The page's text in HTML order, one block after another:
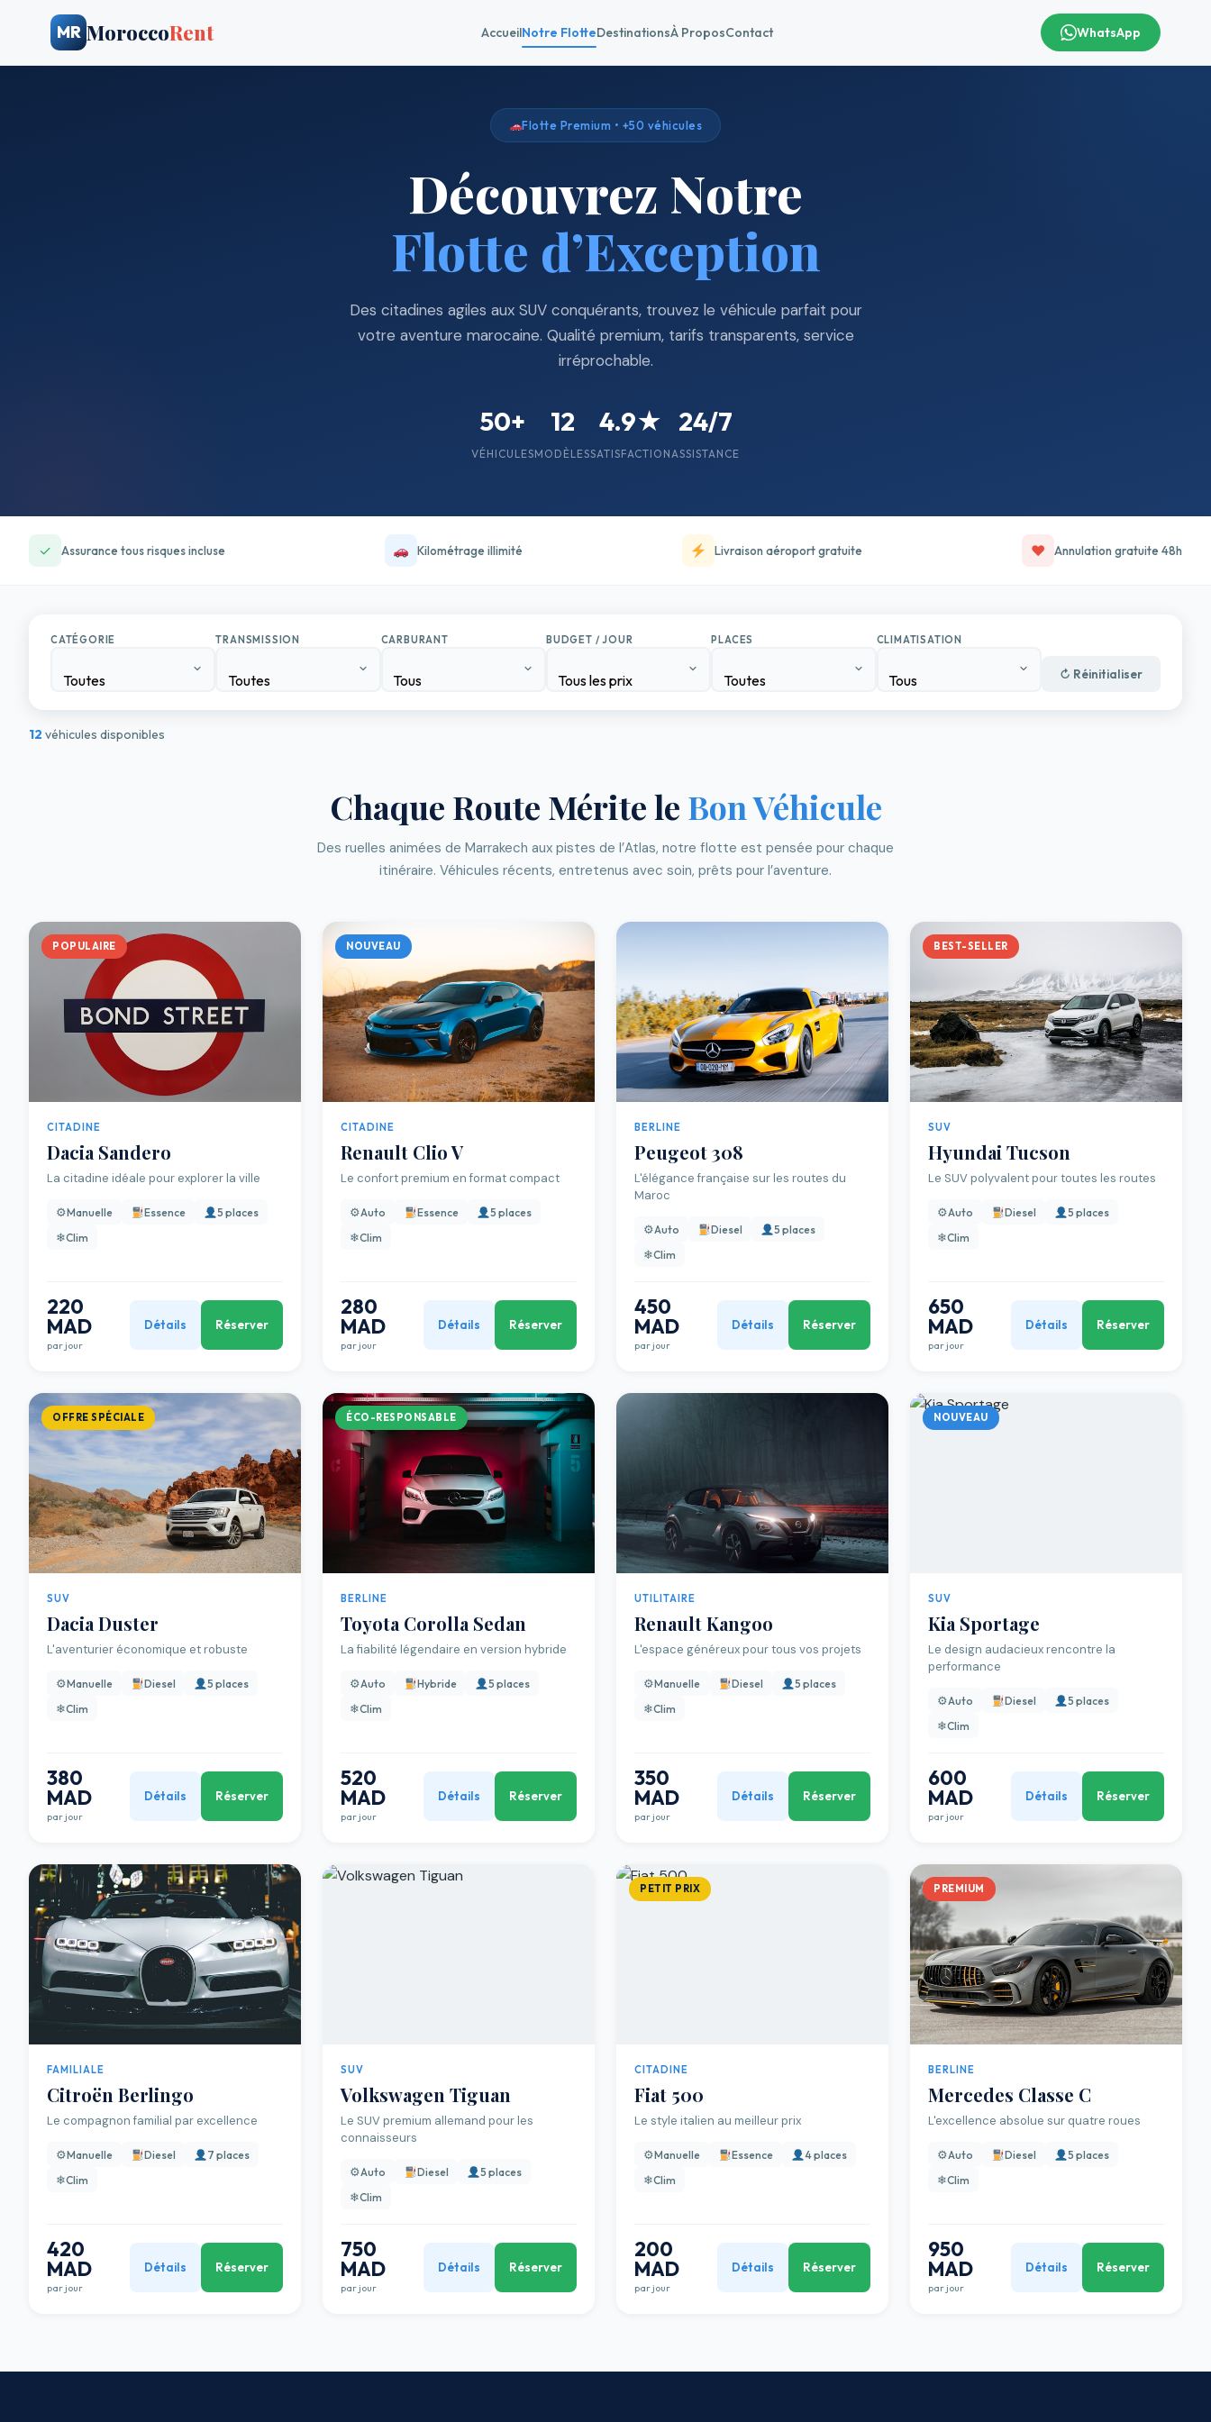
MR MoroccoRent AccueilNotre FlotteDestinationsÀ ProposContact WhatsApp
Flotte Premium • +50 véhicules
Découvrez Notre
Flotte d’Exception
Des citadines agiles aux SUV conquérants, trouvez le véhicule parfait pour
votre aventure marocaine. Qualité premium, tarifs transparents, service
irréprochable.
50+
VÉHICULES
12
MODÈLES
4.9★
SATISFACTION
24/7
ASSISTANCE
✓ Assurance tous risques incluse Kilométrage illimité Livraison aéroport gratuite ♥ Annulation gratuite 48h
CATÉGORIE
Toutes
TRANSMISSION
Toutes
CARBURANT
Tous
BUDGET / JOUR
Tous les prix
PLACES
Toutes
CLIMATISATION
Tous ↻ Réinitialiser
12 véhicules disponibles
Chaque Route Mérite le Bon Véhicule
Des ruelles animées de Marrakech aux pistes de l’Atlas, notre flotte est pensée pour chaque
itinéraire. Véhicules récents, entretenus avec soin, prêts pour l’aventure.
POPULAIRE
CITADINE
Dacia Sandero
La citadine idéale pour explorer la ville
⚙Manuelle Essence 5 places
❄Clim
220
MAD
par jour
Détails Réserver
NOUVEAU
CITADINE
Renault Clio V
Le confort premium en format compact
⚙Auto Essence 5 places
❄Clim
280
MAD
par jour
Détails Réserver
BERLINE
Peugeot 308
L'élégance française sur les routes du
Maroc
⚙Auto Diesel 5 places
❄Clim
450
MAD
par jour
Détails Réserver
BEST-SELLER
SUV
Hyundai Tucson
Le SUV polyvalent pour toutes les routes
⚙Auto Diesel 5 places
❄Clim
650
MAD
par jour
Détails Réserver
OFFRE SPÉCIALE
SUV
Dacia Duster
L'aventurier économique et robuste
⚙Manuelle Diesel 5 places
❄Clim
380
MAD
par jour
Détails Réserver
ÉCO-RESPONSABLE
BERLINE
Toyota Corolla Sedan
La fiabilité légendaire en version hybride
⚙Auto Hybride 5 places
❄Clim
520
MAD
par jour
Détails Réserver
UTILITAIRE
Renault Kangoo
L'espace généreux pour tous vos projets
⚙Manuelle Diesel 5 places
❄Clim
350
MAD
par jour
Détails Réserver
NOUVEAU
SUV
Kia Sportage
Le design audacieux rencontre la
performance
⚙Auto Diesel 5 places
❄Clim
600
MAD
par jour
Détails Réserver
FAMILIALE
Citroën Berlingo
Le compagnon familial par excellence
⚙Manuelle Diesel 7 places
❄Clim
420
MAD
par jour
Détails Réserver
SUV
Volkswagen Tiguan
Le SUV premium allemand pour les
connaisseurs
⚙Auto Diesel 5 places
❄Clim
750
MAD
par jour
Détails Réserver
PETIT PRIX
CITADINE
Fiat 500
Le style italien au meilleur prix
⚙Manuelle Essence 4 places
❄Clim
200
MAD
par jour
Détails Réserver
PREMIUM
BERLINE
Mercedes Classe C
L'excellence absolue sur quatre roues
⚙Auto Diesel 5 places
❄Clim
950
MAD
par jour
Détails Réserver